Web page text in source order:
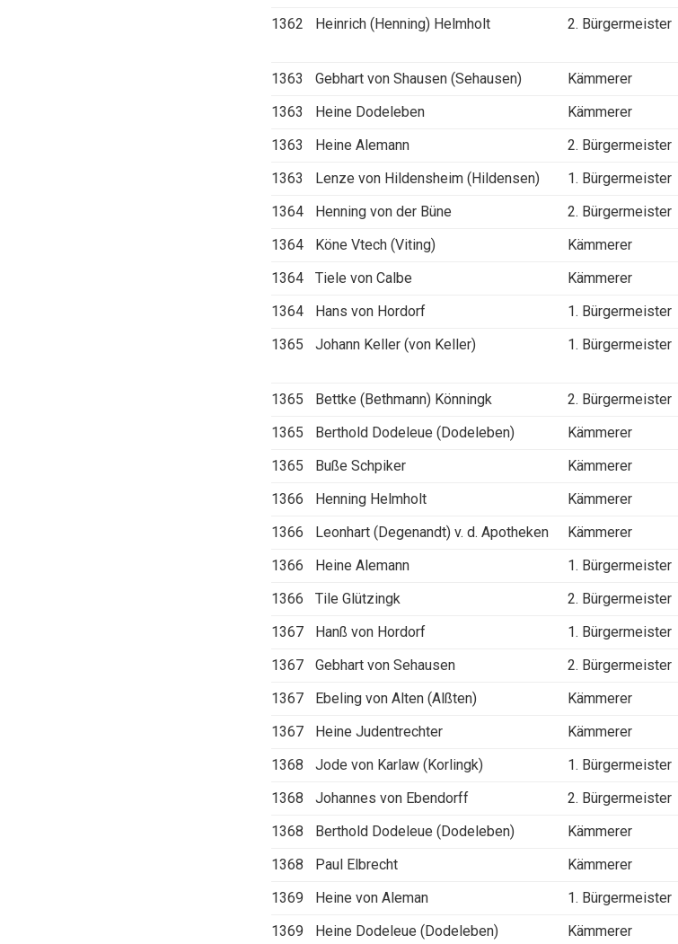
1362
Heinrich (Henning) Helmholt 2. Bürgermeister
1363
Gebhart von Shausen (Sehausen) Kämmerer
1363
Heine Dodeleben Kämmerer
1363
Heine Alemann 2. Bürgermeister
1363
Lenze von Hildensheim (Hildensen) 1. Bürgermeister
1364
Henning von der Büne 2. Bürgermeister
1364
Köne Vtech (Viting) Kämmerer
1364
Tiele von Calbe Kämmerer
1364
Hans von Hordorf 1. Bürgermeister
1365
Johann Keller (von Keller) 1. Bürgermeister
1365 Bettke (Bethmann) Könningk 2. Bürgermeister
1365
Berthold Dodeleue (Dodeleben) Kämmerer
1365
Buße Schpiker Kämmerer
1366
Henning Helmholt Kämmerer
1366
Leonhart (Degenandt) v. d. Apotheken Kämmerer
1366
Heine Alemann 1. Bürgermeister
1366
Tile Glützingk 2. Bürgermeister
1367
Hanß von Hordorf 1. Bürgermeister
1367
Gebhart von Sehausen 2. Bürgermeister
1367
Ebeling von Alten (Alßten) Kämmerer
1367
Heine Judentrechter Kämmerer
1368
Jode von Karlaw (Korlingk) 1. Bürgermeister
1368
Johannes von Ebendorff 2. Bürgermeister
1368
Berthold Dodeleue (Dodeleben) Kämmerer
1368
Paul Elbrecht Kämmerer
1369
Heine von Aleman 1. Bürgermeister
1369
Heine Dodeleue (Dodeleben) Kämmerer